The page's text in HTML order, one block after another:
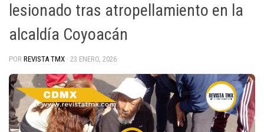
lesionado tras atropellamiento en la
alcaldía Coyoacán
POR REVISTA TMX · 23 ENERO, 2026